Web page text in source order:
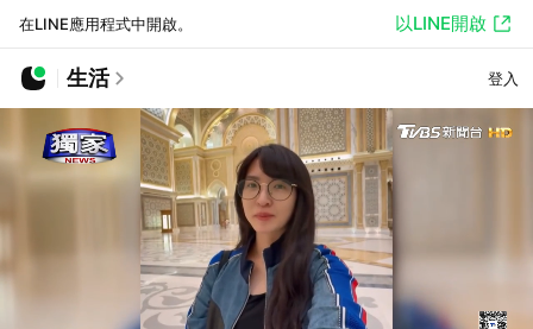
在LINE應用程式中開啟。 以LINE開啟
生活 登入